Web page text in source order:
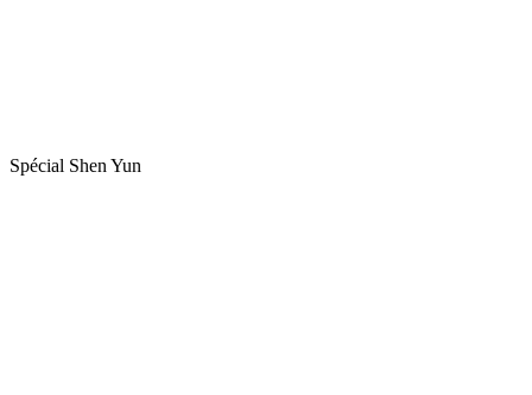
Spécial Shen Yun